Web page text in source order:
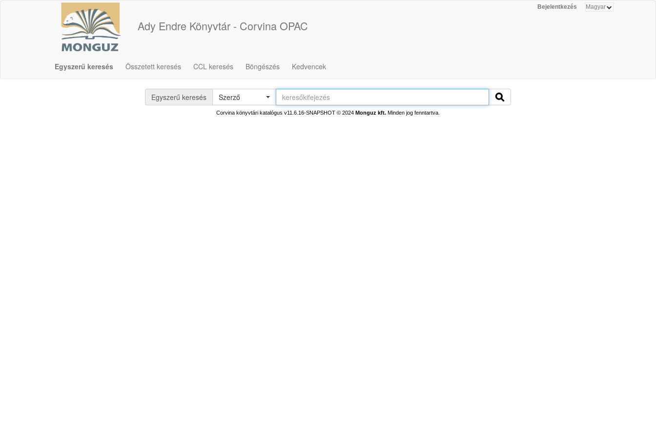
Bejelentkezés
Ady Endre Könyvtár - Corvina OPAC
Egyszerű keresés Összetett keresés CCL keresés Böngészés Kedvencek
Egyszerű keresés Szerző
Corvina könyvtári katalógus v11.6.16-SNAPSHOT © 2024 Monguz kft. Minden jog fenntartva.